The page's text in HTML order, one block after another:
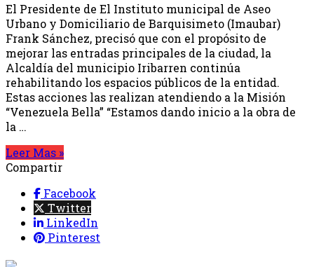
El Presidente de El Instituto municipal de Aseo
Urbano y Domiciliario de Barquisimeto (Imaubar)
Frank Sánchez, precisó que con el propósito de
mejorar las entradas principales de la ciudad, la
Alcaldía del municipio Iribarren continúa
rehabilitando los espacios públicos de la entidad.
Estas acciones las realizan atendiendo a la Misión
“Venezuela Bella” “Estamos dando inicio a la obra de
la …
Leer Mas »
Compartir
Facebook
Twitter
LinkedIn
Pinterest